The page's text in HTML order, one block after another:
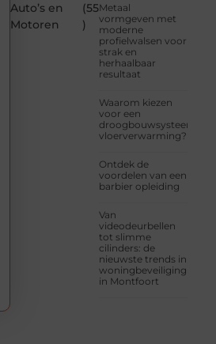
Auto’s en
Motoren
(55
)
Metaal
vormgeven met
moderne
profielwalsen voor
strak en
herhaalbaar
resultaat
Waarom kiezen
voor een
droogbouwsysteem
vloerverwarming?
Ontdek de
voordelen van een
barbier opleiding
Van
videodeurbellen
tot slimme
cilinders: de
nieuwste trends in
woningbeveiliging
in Montfoort